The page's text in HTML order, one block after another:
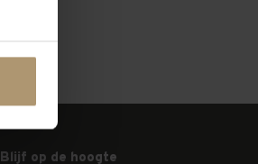
Blijf op de hoogte